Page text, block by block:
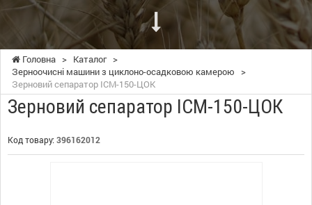
Головна > Каталог >
Зерноочисні машини з циклоно-осадковою камерою
>
Зерновий сепаратор ІСМ-150-ЦОК
Зерновий сепаратор ІСМ-150-ЦОК
Код товару: 396162012